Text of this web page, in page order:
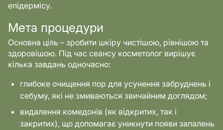
епідермісу.
Мета процедури
Основна ціль – зробити шкіру чистішою, рівнішою та
здоровішою. Під час сеансу косметолог вирішує
кілька завдань одночасно:
глибоке очищення пор для усунення забруднень і
себуму, які не змиваються звичайним доглядом;
видалення комедонів (як відкритих, так і
закритих), що допомагає уникнути появи запалень